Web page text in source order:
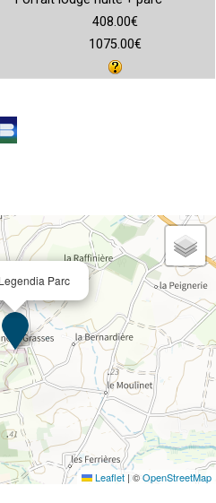
408.00€
1075.00€
Parc
Leaflet | ©OpenStreetMap